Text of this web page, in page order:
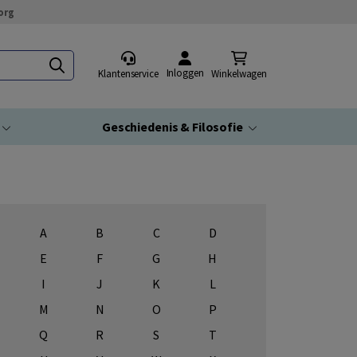
Klantenservice Inloggen Winkelwagen
Geschiedenis & Filosofie
A B C
D
E
F G
H
I
J K
L
M
N O
P
Q
R S
T